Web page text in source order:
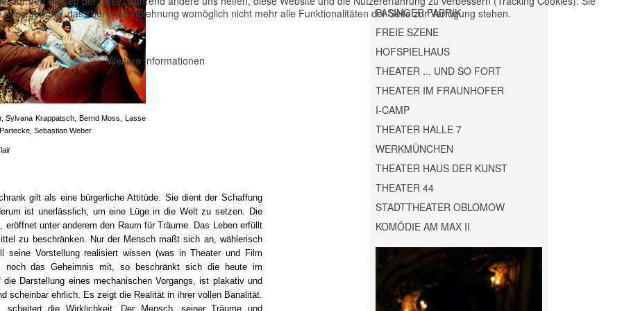
Sylvana Krappatsch, Bernd Moss, Lasse
Sebastian Weber
gilt als eine bürgerliche Attitüde. Sie dient der Schaffung
ist unerlässlich, um eine Lüge in die Welt zu setzen. Die
unter anderem den Raum für Träume. Das Leben erfüllt
zu beschränken. Nur der Mensch maßt sich an, wählerisch
seine Vorstellung realisiert wissen (was in Theater und Film
das Geheimnis mit, so beschränkt sich die heute im
die Darstellung eines mechanischen Vorgangs, ist plakativ und
scheinbar ehrlich. Es zeigt die Realität in ihrer vollen Banalität.
scheitert die Wirklichkeit. Der Mensch, seiner Träume und
PASINGER FABRIK
FREIE SZENE
HOFSPIELHAUS
THEATER ... UND SO FORT
THEATER IM FRAUNHOFER
I-CAMP
THEATER HALLE 7
WERKMÜNCHEN
THEATER HAUS DER KUNST
THEATER 44
STADTTHEATER OBLOMOW
KOMÖDIE AM MAX II
Sie, dass bei einer Ablehnung womöglich nicht mehr alle Funktionalitäten der Seite zur Verfügung stehen.
Weitere Informationen